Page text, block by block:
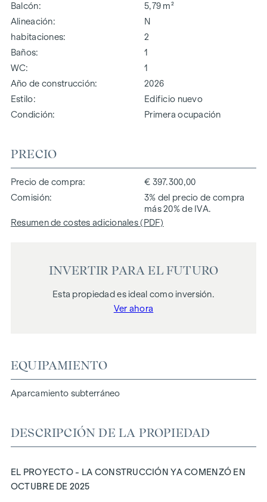
Balcón
5,79 m²
Alineación
N
habitaciones
2
Baños
1
WC
1
Año de construcción
2026
Estilo
Edificio nuevo
Condición
Primera ocupación
PRECIO
Precio de compra
€ 397.300,00
Comisión
3% del precio de compra
más 20% de IVA.
Resumen de costes adicionales (PDF)
INVERTIR PARA EL FUTURO
Esta propiedad es ideal como inversión.
Ver ahora
EQUIPAMIENTO
Aparcamiento subterráneo
DESCRIPCIÓN DE LA PROPIEDAD
EL PROYECTO - LA CONSTRUCCIÓN YA COMENZÓ EN
OCTUBRE DE 2025